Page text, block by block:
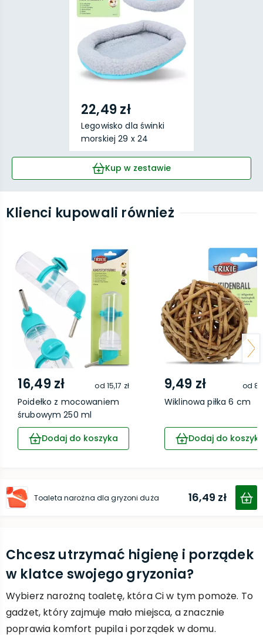
22,49 zł
Legowisko dla świnki
morskiej 29 x 24
Kup w zestawie
Klienci kupowali również
16,49 zł od 15,17 zł
Poidełko z mocowaniem
śrubowym 250 ml
Dodaj do koszyka
9,49 zł od
Wiklinowa piłka 6 cm
Dodaj do
Toaleta narożna dla gryzoni duża 16,49 zł
Chcesz utrzymać higienę i porządek
w klatce swojego gryzonia?
Wybierz narożną toaletę, która Ci w tym pomoże. To
gadżet, który zajmuje mało miejsca, a znacznie
poprawia komfort pupila i porządek w domu.